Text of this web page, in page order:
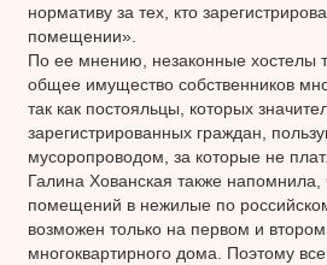
нормативу за тех, кто
помещении».
По ее мнению, незаконные хостелы
общее имущество собственников
так как постояльцы, которых
зарегистрированных граждан,
мусоропроводом, за которые не
Галина Хованская также
помещений в нежилые по
возможен только на первом и
многоквартирного дома. Поэтому все